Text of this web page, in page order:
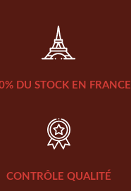
DU STOCK EN FRANCE
CONTRÔLE QUALITÉ